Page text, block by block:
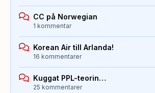
CC på Norwegian
1 kommentar
Korean Air till Arlanda!
16 kommentarer
Kuggat PPL-teorin…
25 kommentarer